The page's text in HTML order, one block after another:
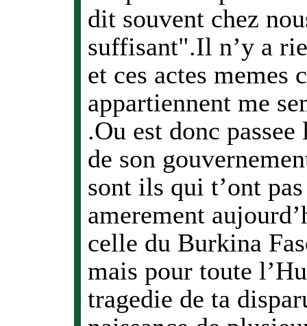
dit souvent chez
suffisant".Il n’y a
et ces actes memes
appartiennent me
.Ou est donc
de son
sont ils qui t’ont
amerement
celle du Burkina
mais pour toute
tragedie de ta